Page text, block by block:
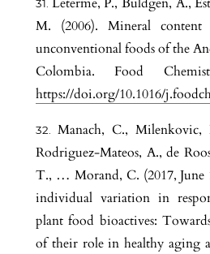
Leterme, P., Buldgen, A.,
M. (2006). Mineral
unconventional foods of the
Colombia. Food
https://doi.org/10.1016/
Manach, C.,
Rodriguez-Mateos, A., de
T., … Morand, C. (2017, June
individual variation in
plant food bioactives:
of their role in healthy aging